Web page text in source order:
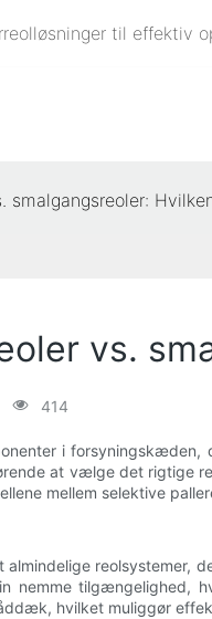
til effektiv
smalgangsreoler:
vs.
414
i
at vælge det rigtige
mellem selektive
almindelige reolsystemer,
nemme tilgængelighed,
hvilket muliggør